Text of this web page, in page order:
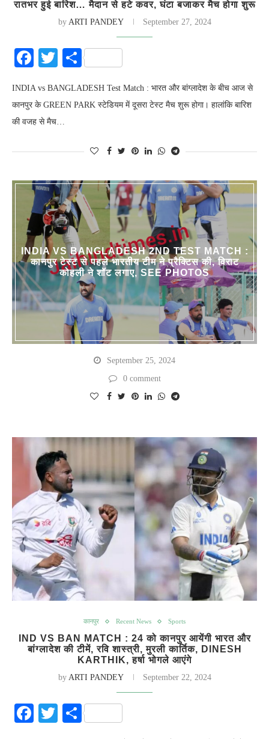
रातभर हुई बारिश… मैदान से हटे कवर, घंटा बजाकर मैच होगा शुरू
by ARTI PANDEY September 27, 2024
Facebook
Twitter
Share
INDIA vs BANGLADESH Test Match : भारत और बांग्लादेश के बीच आज से
कानपुर के GREEN PARK स्टेडियम में दूसरा टेस्ट मैच शुरू होगा। हालांकि बारिश
की वजह से मैच…
INDIA VS BANGLADESH 2ND TEST MATCH :
कानपुर टेस्ट से पहले भारतीय टीम ने प्रैक्टिस की, विराट
कोहली ने शॉट लगाए, SEE PHOTOS
September 25, 2024
0 comment
कानपुर Recent News Sports
IND VS BAN MATCH : 24 को कानपुर आयेंगी भारत और
बांग्लादेश की टीमें, रवि शास्त्री, मुरली कार्तिक, DINESH
KARTHIK, हर्षा भोगले आएंगे
by ARTI PANDEY September 22, 2024
Facebook
Twitter
Share